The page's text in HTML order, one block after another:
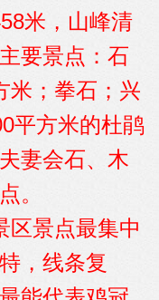
米，山峰清
要景点：石
米；拳石；兴
平方米的杜鹃
妻会石、木
。
区景点最集中
，线条复